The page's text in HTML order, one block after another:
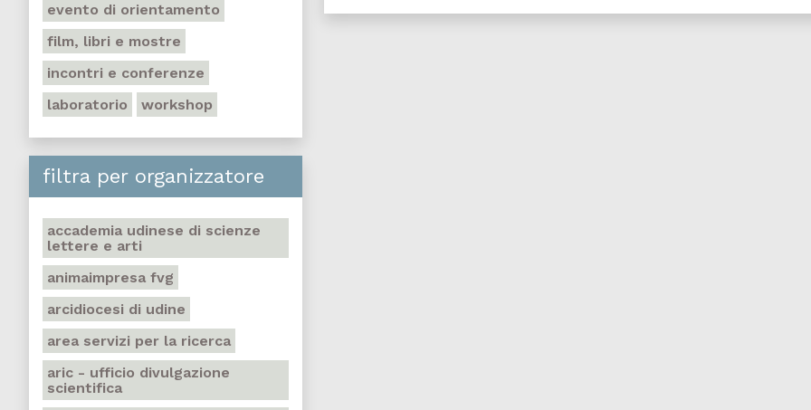
evento di orientamento
film, libri e mostre
incontri e conferenze
laboratorio
workshop
filtra per organizzatore
accademia udinese di scienze
lettere e arti
animaimpresa fvg
arcidiocesi di udine
area servizi per la ricerca
aric - ufficio divulgazione
scientifica